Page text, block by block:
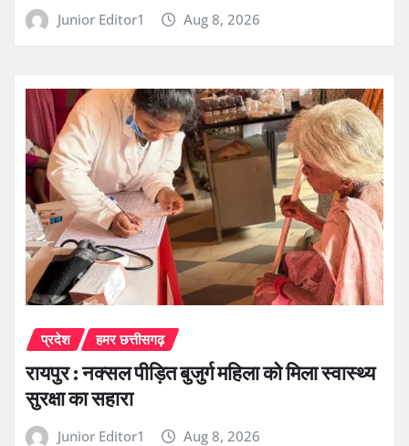
Junior Editor1 Aug 8, 2026
प्रदेश हमर छत्तीसगढ़
रायपुर : नक्सल पीड़ित बुजुर्ग महिला को मिला स्वास्थ्य
सुरक्षा का सहारा
Junior Editor1 Aug 8, 2026